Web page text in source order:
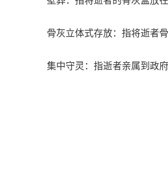
骨灰立体式存放：指将逝者
集中守灵：指逝者亲属到政